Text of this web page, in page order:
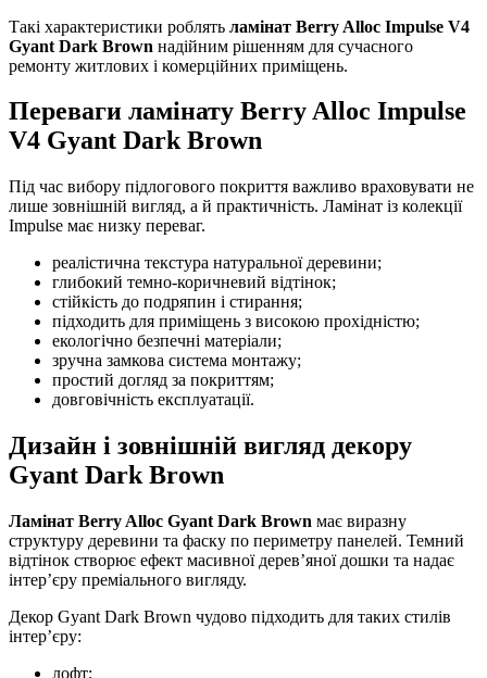
Такі характеристики роблять ламінат Berry Alloc Impulse V4
Gyant Dark Brown надійним рішенням для сучасного
ремонту житлових і комерційних приміщень.
Переваги ламінату Berry Alloc Impulse
V4 Gyant Dark Brown
Під час вибору підлогового покриття важливо враховувати не
лише зовнішній вигляд, а й практичність. Ламінат із колекції
Impulse має низку переваг.
реалістична текстура натуральної деревини;
глибокий темно-коричневий відтінок;
стійкість до подряпин і стирання;
підходить для приміщень з високою прохідністю;
екологічно безпечні матеріали;
зручна замкова система монтажу;
простий догляд за покриттям;
довговічність експлуатації.
Дизайн і зовнішній вигляд декору
Gyant Dark Brown
Ламінат Berry Alloc Gyant Dark Brown має виразну
структуру деревини та фаску по периметру панелей. Темний
відтінок створює ефект масивної дерев’яної дошки та надає
інтер’єру преміального вигляду.
Декор Gyant Dark Brown чудово підходить для таких стилів
інтер’єру:
лофт;